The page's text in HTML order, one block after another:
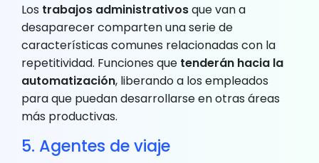
Los trabajos administrativosque van a
desaparecer comparten una serie de
características comunes relacionadas con la
repetitividad. Funciones que tenderán hacia la
automatización, liberando a los empleados
para que puedan desarrollarse en otras áreas
más productivas.
5. Agentes de viaje